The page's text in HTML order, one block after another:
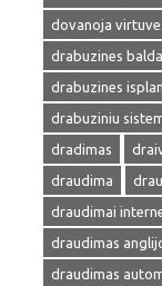
dovanoja
drabuzines
drabuzines
drabuziniu
dradimas
draudima
draudimai
draudimas
draudimas